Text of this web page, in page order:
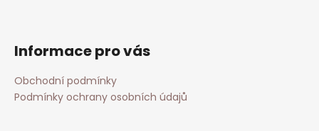
Informace pro vás
Obchodní podmínky
Podmínky ochrany osobních údajů